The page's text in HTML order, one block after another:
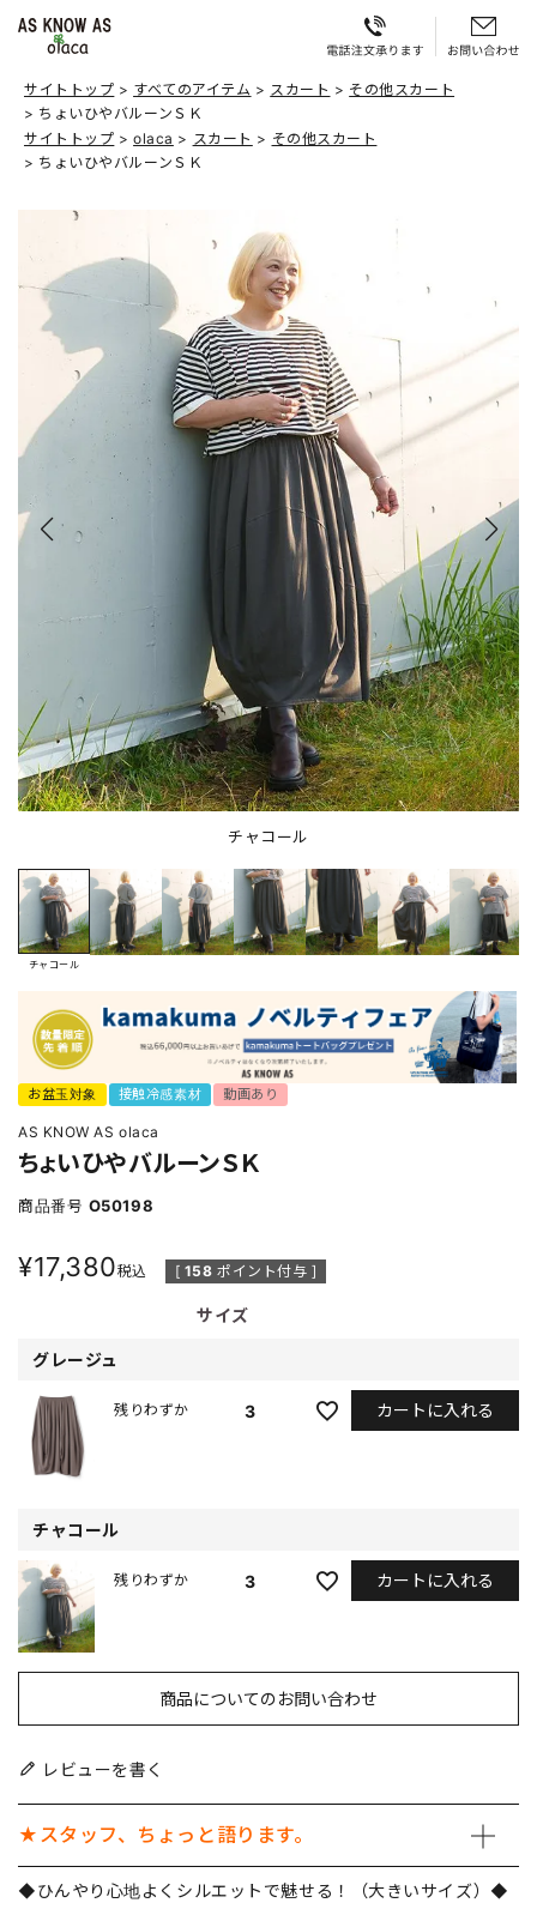
サイトトップ すべてのアイテム スカート
その他スカート
ちょいひやバルーンＳＫ
サイトトップ
olaca スカート
その他スカート
ちょいひやバルーンＳＫ
チャコール
チャコール
お盆玉対象 接触冷感素材 動画あり
AS KNOW AS olaca
ちょいひやバルーンＳＫ
商品番号 O50198
¥17,380税込 [ 158 ポイント付与 ]
サイズ
グレージュ
3
残りわずか カートに入れる
チャコール
3
残りわずか カートに入れる
商品についてのお問い合わせ
レビューを書く
★スタッフ、ちょっと語ります。
◆ひんやり心地よくシルエットで魅せる！（大きいサイズ）◆